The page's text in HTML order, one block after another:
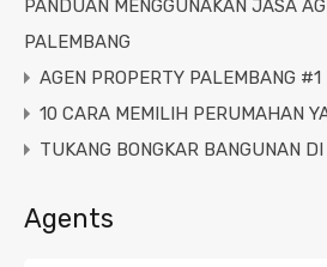
PANDUAN MENGGUNAKAN JASA
PALEMBANG
AGEN PROPERTY PALEMBANG
10 CARA MEMILIH PERUMAHAN
TUKANG BONGKAR BANGUNAN
Agents